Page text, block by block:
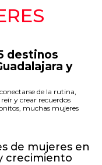
destinos
y
de la rutina,
y crear recuerdos
muchas mujeres
de mujeres en
crecimiento